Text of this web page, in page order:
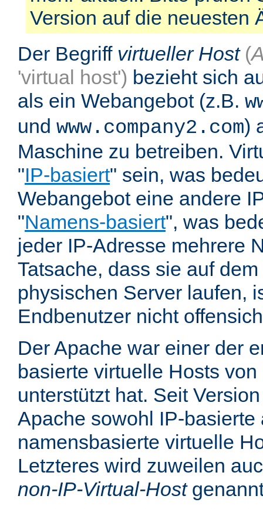
Version auf die neuesten
Der Begriff virtueller Host (
'virtual host') bezieht sich
als ein Webangebot (z.B.
und www.company2.com)
Maschine zu betreiben.
"IP-basiert" sein, was
Webangebot eine andere
"Namens-basiert", was
jeder IP-Adresse mehrere
Tatsache, dass sie auf
physischen Server laufen,
Endbenutzer nicht
Der Apache war einer der
basierte virtuelle Hosts
unterstützt hat. Seit
Apache sowohl IP-basierte
namensbasierte virtuelle
Letzteres wird zuweilen
non-IP-Virtual-Host